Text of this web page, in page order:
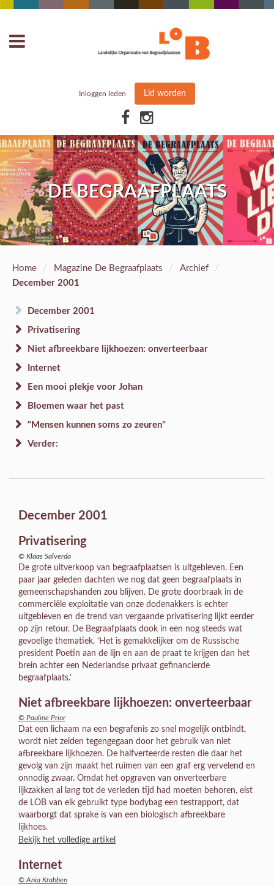
Inloggen leden Lid worden
DE BEGRAAFPLAATS
Home / Magazine De Begraafplaats / Archief /
December 2001
December 2001
Privatisering
Niet afbreekbare lijkhoezen: onverteerbaar
Internet
Een mooi plekje voor Johan
Bloemen waar het past
"Mensen kunnen soms zo zeuren"
Verder:
December 2001
Privatisering
© Klaas Salverda
De grote uitverkoop van begraafplaatsen is uitgebleven. Een
paar jaar geleden dachten we nog dat geen begraafplaats in
gemeenschapshanden zou blijven. De grote doorbraak in de
commerciële exploitatie van onze dodenakkers is echter
uitgebleven en de trend van vergaande privatisering lijkt eerder
op zijn retour. De Begraafplaats dook in een nog steeds wat
gevoelige thematiek. ‘Het is gemakkelijker om de Russische
president Poetin aan de lijn en aan de praat te krijgen dan het
brein achter een Nederlandse privaat gefinancierde
begraafplaats.’
Niet afbreekbare lijkhoezen: onverteerbaar
© Pauline Prior
Dat een lichaam na een begrafenis zo snel mogelijk ontbindt,
wordt niet zelden tegengegaan door het gebruik van niet
afbreekbare lijkhoezen. De halfverteerde resten die daar het
gevolg van zijn maakt het ruimen van een graf erg vervelend en
onnodig zwaar. Omdat het opgraven van onverteerbare
lijkzakken al lang tot de verleden tijd had moeten behoren, eist
de LOB van elk gebruikt type bodybag een testrapport, dat
waarborgt dat sprake is van een biologisch afbreekbare
lijkhoes.
Bekijk het volledige artikel
Internet
© Anja Krabben